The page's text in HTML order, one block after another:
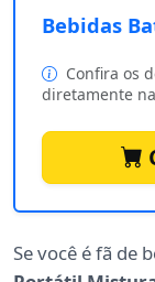
Bebidas
Confira os
diretamente
Se você é fã de